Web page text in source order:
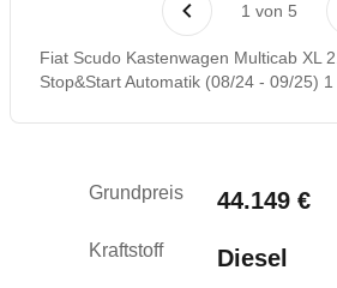
1 von 5
Fiat Scudo Kastenwagen Multicab XL
Stop&Start Automatik (08/24 - 09/25) 1
Grundpreis 44.149 €
Kraftstoff Diesel